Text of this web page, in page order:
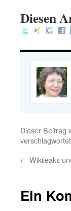
Diesen
Dieser Beitrag
← Wikileaks
Ein